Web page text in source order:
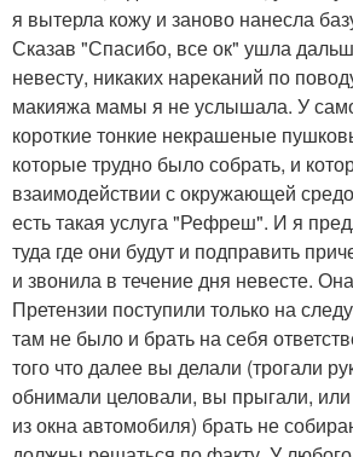
я вытерла кожу и заново нанесла
Сказав "Спасибо, все ок" ушла
невесту, никаких нареканий по
макияжа мамы я не услышала. У
короткие тонкие некрашеные
которые трудно было собрать, и
взаимодействии с окружающей
есть такая услуга "Рефреш". И я
туда где они будут и подправить
и звонила в течение дня невесте.
Претензии поступили только на
там не было и брать на себя
того что далее вы делали (трогали
обнимали целовали, вы прыгали,
из окна автомобиля) брать не